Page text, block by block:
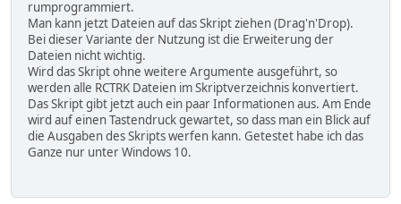
rumprogrammiert.
Man kann jetzt Dateien auf das Skript ziehen (Drag'n'Drop).
Bei dieser Variante der Nutzung ist die Erweiterung der
Dateien nicht wichtig.
Wird das Skript ohne weitere Argumente ausgeführt, so
werden alle RCTRK Dateien im Skriptverzeichnis konvertiert.
Das Skript gibt jetzt auch ein paar Informationen aus. Am Ende
wird auf einen Tastendruck gewartet, so dass man ein Blick auf
die Ausgaben des Skripts werfen kann. Getestet habe ich das
Ganze nur unter Windows 10.